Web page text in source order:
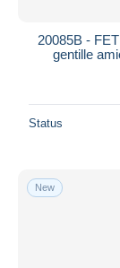
20085B -
gentille
Status
New